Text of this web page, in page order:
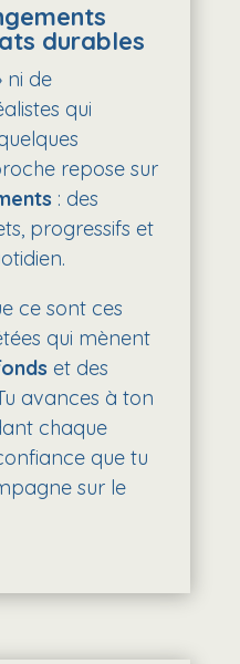
durables
ni de
qui
repose sur
: des
progressifs et
ce sont ces
qui mènent
et des
avances à ton
chaque
que tu
sur le